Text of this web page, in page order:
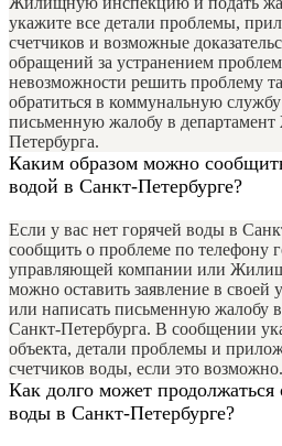
укажите все детали проблемы,
счетчиков и возможные
обращений за устранением
невозможности решить проблему
обратиться в коммунальную
письменную жалобу в
Петербурга.
Каким образом можно
водой в Санкт-Петербурге?
Если у вас нет горячей воды в
сообщить о проблеме по телефону
управляющей компании или
можно оставить заявление в
или написать письменную жалобу
Санкт-Петербурга. В сообщении
объекта, детали проблемы и
счетчиков воды, если это возможно.
Как долго может продолжаться
воды в Санкт-Петербурге?